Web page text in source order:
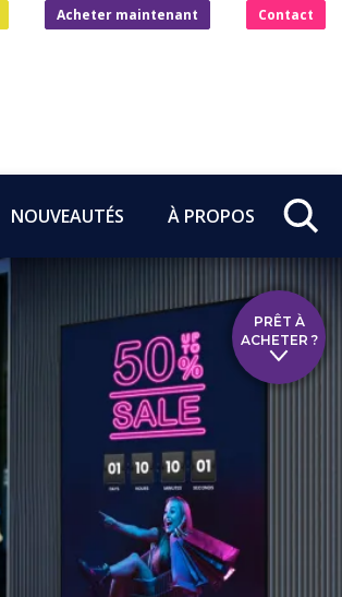
Acheter maintenant Contact
NOUVEAUTÉS À PROPOS
PRÊT À
ACHETER ?